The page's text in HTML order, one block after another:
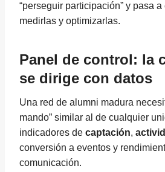
“perseguir participación” y pasa a
medirlas y optimizarlas.
Panel de control: la
se dirige con datos
Una red de alumni madura
mando” similar al de cualquier
indicadores de captación,
conversión a eventos y
comunicación.